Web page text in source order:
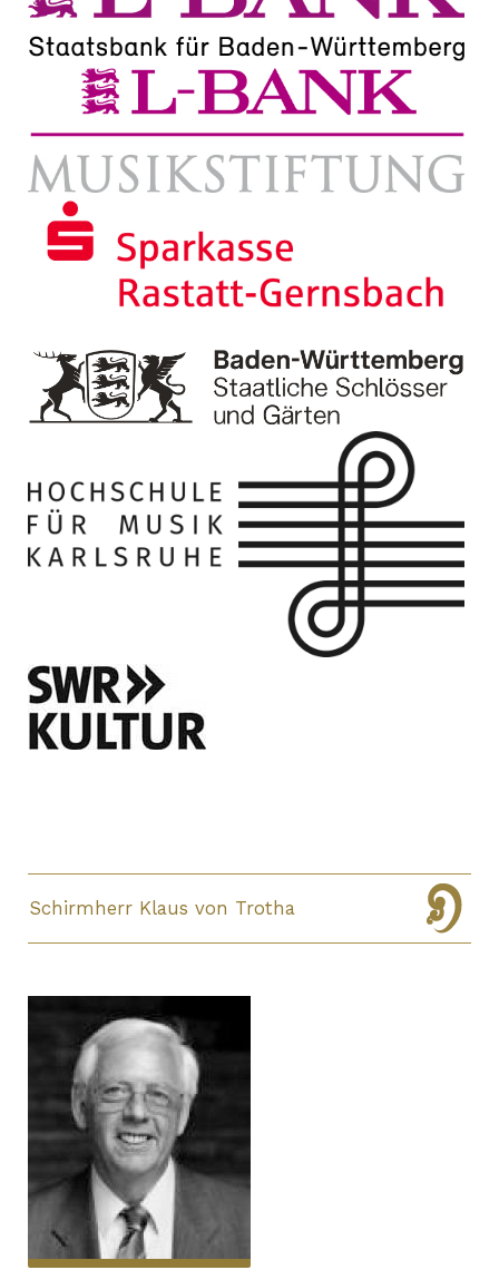
Schirmherr Klaus von Trotha